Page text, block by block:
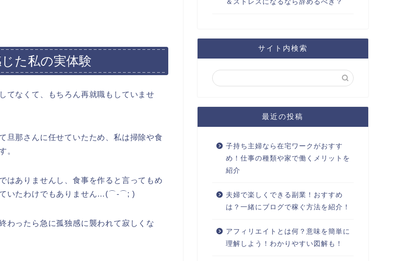
た私の実体験
てなくて、もちろん再就職もしていませ
旦那さんに任せていたため、私は掃除や食
。
はありませんし、食事を作ると言ってもめ
ていたわけでもありません…(⌒-⌒; )
わったら急に孤独感に襲われて寂しくな
＆ストレスになるなら辞めるべき？
サイト内検索
最近の投稿
子持ち主婦なら在宅ワークがおすす
め！仕事の種類や家で働くメリットを
紹介
夫婦で楽しくできる副業！おすすめ
は？一緒にブログで稼ぐ方法を紹介！
アフィリエイトとは何？意味を簡単に
理解しよう！わかりやすい図解も！